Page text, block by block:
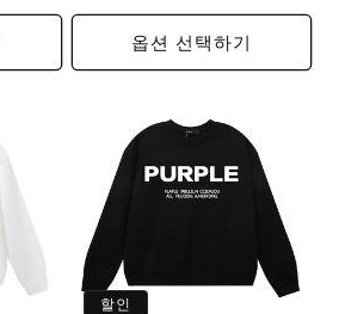
가
옵션 선택하기
할인